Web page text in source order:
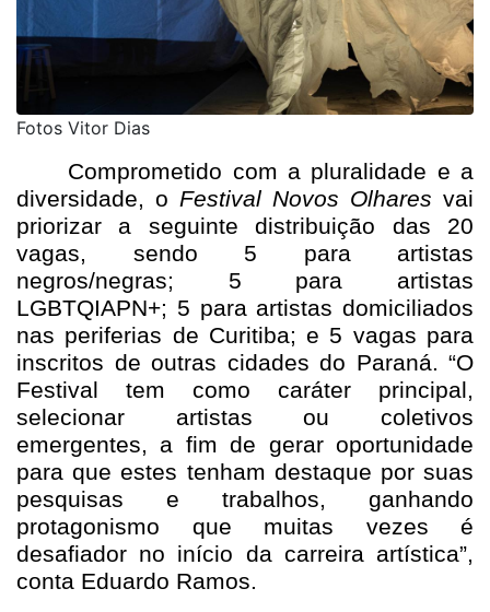
Fotos Vitor Dias
Comprometido com a pluralidade e a
diversidade, o Festival Novos Olhares vai
priorizar a seguinte distribuição das 20
vagas, sendo 5 para artistas
negros/negras; 5 para artistas
LGBTQIAPN+; 5 para artistas domiciliados
nas periferias de Curitiba; e 5 vagas para
inscritos de outras cidades do Paraná. “O
Festival tem como caráter principal,
selecionar artistas ou coletivos
emergentes, a fim de gerar oportunidade
para que estes tenham destaque por suas
pesquisas e trabalhos, ganhando
protagonismo que muitas vezes é
desafiador no início da carreira artística”,
conta Eduardo Ramos.